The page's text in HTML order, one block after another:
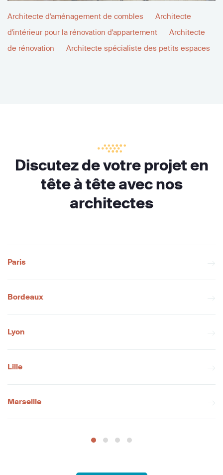
Architecte d'aménagement de combles
Architecte
d'intérieur pour la rénovation d'appartement
Architecte
de rénovation
Architecte spécialiste des petits espaces
Discutez de votre projet en
tête à tête avec nos
architectes
Paris
Bordeaux
Lyon
Lille
Marseille